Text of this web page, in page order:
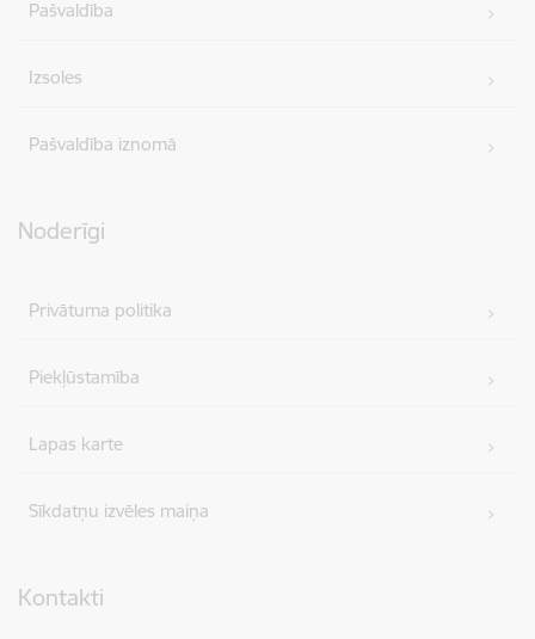
Pašvaldība
Izsoles
Pašvaldība iznomā
Noderīgi
Privātuma politika
Piekļūstamība
Lapas karte
Sīkdatņu izvēles maiņa
Kontakti